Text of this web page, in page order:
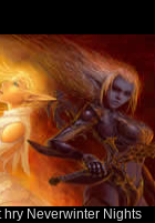
hry Neverwinter Nights